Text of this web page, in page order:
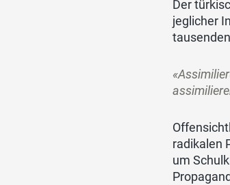
Der
jeglicher
radikalen
um